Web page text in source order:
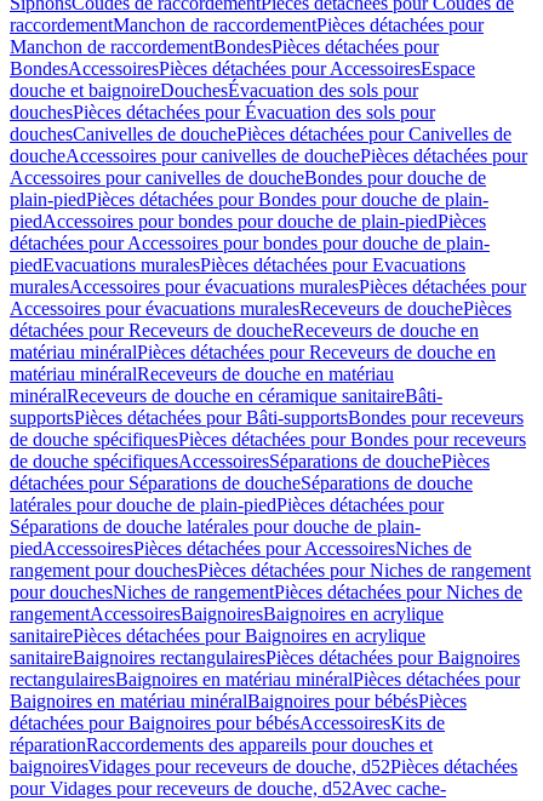
raccordementManchon de raccordementPièces détachées pour
Manchon de raccordementBondesPièces détachées pour
BondesAccessoiresPièces détachées pour AccessoiresEspace
douche et baignoireDouchesÉvacuation des sols pour
douchesPièces détachées pour Évacuation des sols pour
douchesCanivelles de douchePièces détachées pour Canivelles de
doucheAccessoires pour canivelles de douchePièces détachées pour
Accessoires pour canivelles de doucheBondes pour douche de
plain-piedPièces détachées pour Bondes pour douche de plain-
piedAccessoires pour bondes pour douche de plain-piedPièces
détachées pour Accessoires pour bondes pour douche de plain-
piedEvacuations muralesPièces détachées pour Evacuations
muralesAccessoires pour évacuations muralesPièces détachées pour
Accessoires pour évacuations muralesReceveurs de douchePièces
détachées pour Receveurs de doucheReceveurs de douche en
matériau minéralPièces détachées pour Receveurs de douche en
matériau minéralReceveurs de douche en matériau
minéralReceveurs de douche en céramique sanitaireBâti-
supportsPièces détachées pour Bâti-supportsBondes pour receveurs
de douche spécifiquesPièces détachées pour Bondes pour receveurs
de douche spécifiquesAccessoiresSéparations de douchePièces
détachées pour Séparations de doucheSéparations de douche
latérales pour douche de plain-piedPièces détachées pour
Séparations de douche latérales pour douche de plain-
piedAccessoiresPièces détachées pour AccessoiresNiches de
rangement pour douchesPièces détachées pour Niches de rangement
pour douchesNiches de rangementPièces détachées pour Niches de
rangementAccessoiresBaignoiresBaignoires en acrylique
sanitairePièces détachées pour Baignoires en acrylique
sanitaireBaignoires rectangulairesPièces détachées pour Baignoires
rectangulairesBaignoires en matériau minéralPièces détachées pour
Baignoires en matériau minéralBaignoires pour bébésPièces
détachées pour Baignoires pour bébésAccessoiresKits de
réparationRaccordements des appareils pour douches et
baignoiresVidages pour receveurs de douche, d52Pièces détachées
pour Vidages pour receveurs de douche, d52Avec cache-